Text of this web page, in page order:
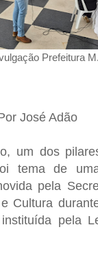
Prefeitura
José Adão
, um dos
tema de
pela
Cultura
pela